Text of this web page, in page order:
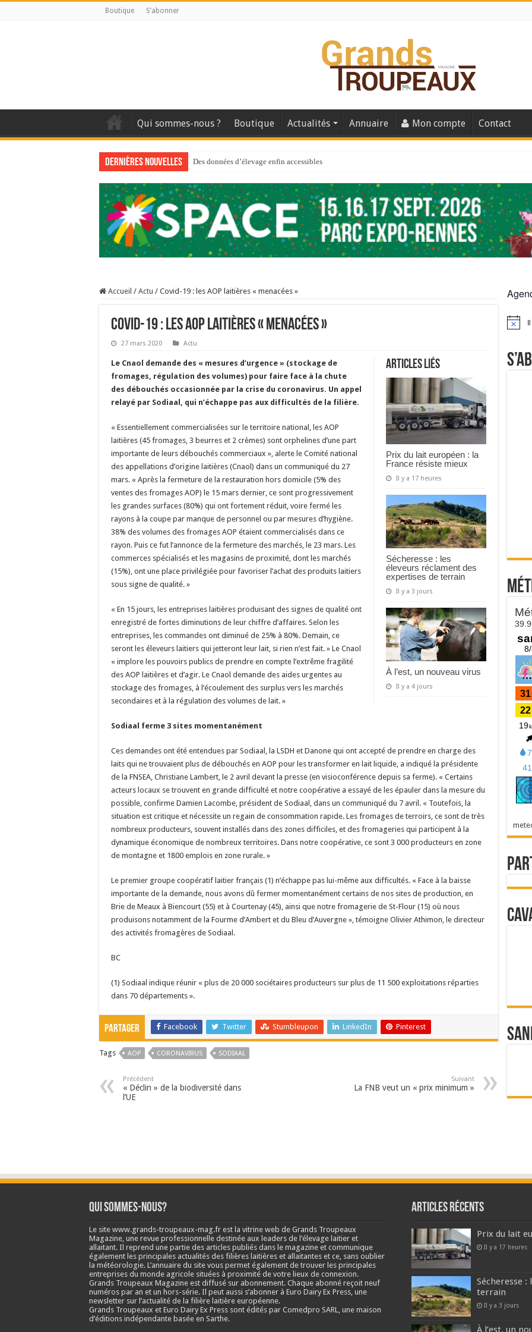
Boutique S’abonner
Qui sommes-nous ? Boutique Actualités Annuaire Mon compte Contact
Dernières nouvelles Des données d’élevage enfin accessibles
Au sommaire du premier numéro de 2025
Au sommaire de GTM 110
Aidez-nous à améliorer la santé de vos veaux !
Au sommaire de GTM 91
Sécheresse : les éleveurs réclament des expertises de terrain
À l’est, un nouveau virus
Accueil / Actu / Covid-19 : les AOP laitières « menacées »
Covid-19 : les AOP laitières « menacées »
27 mars 2020 Actu
Articles liés
Prix du lait européen : la
France résiste mieux
Il y a 17 heures
Sécheresse : les
éleveurs réclament des
expertises de terrain
Il y a 3 jours
À l’est, un nouveau virus
Il y a 4 jours
Le Cnaol demande des « mesures d’urgence » (stockage de
fromages, régulation des volumes) pour faire face à la chute
des débouchés occasionnée par la crise du coronavirus. Un appel
relayé par Sodiaal, qui n’échappe pas aux difficultés de la filière.
« Essentiellement commercialisées sur le territoire national, les AOP
laitières (45 fromages, 3 beurres et 2 crèmes) sont orphelines d’une part
importante de leurs débouchés commerciaux », alerte le Comité national
des appellations d’origine laitières (Cnaol) dans un communiqué du 27
mars. « Après la fermeture de la restauration hors domicile (5% des
ventes des fromages AOP) le 15 mars dernier, ce sont progressivement
les grandes surfaces (80%) qui ont fortement réduit, voire fermé les
rayons à la coupe par manque de personnel ou par mesures d’hygiène.
38% des volumes des fromages AOP étaient commercialisés dans ce
rayon. Puis ce fut l’annonce de la fermeture des marchés, le 23 mars. Les
commerces spécialisés et les magasins de proximité, dont les marchés
(15%), ont une place privilégiée pour favoriser l’achat des produits laitiers
sous signe de qualité. »
« En 15 jours, les entreprises laitières produisant des signes de qualité ont
enregistré de fortes diminutions de leur chiffre d’affaires. Selon les
entreprises, les commandes ont diminué de 25% à 80%. Demain, ce
seront les éleveurs laitiers qui jetteront leur lait, si rien n’est fait. » Le Cnaol
« implore les pouvoirs publics de prendre en compte l’extrême fragilité
des AOP laitières et d’agir. Le Cnaol demande des aides urgentes au
stockage des fromages, à l’écoulement des surplus vers les marchés
secondaires et à la régulation des volumes de lait. »
Sodiaal ferme 3 sites momentanément
Ces demandes ont été entendues par Sodiaal, la LSDH et Danone qui ont accepté de prendre en charge des
laits qui ne trouvaient plus de débouchés en AOP pour les transformer en lait liquide, a indiqué la présidente
de la FNSEA, Christiane Lambert, le 2 avril devant la presse (en visioconférence depuis sa ferme). « Certains
acteurs locaux se trouvent en grande difficulté et notre coopérative a essayé de les épauler dans la mesure du
possible, confirme Damien Lacombe, président de Sodiaal, dans un communiqué du 7 avril. « Toutefois, la
situation est critique et nécessite un regain de consommation rapide. Les fromages de terroirs, ce sont de très
nombreux producteurs, souvent installés dans des zones difficiles, et des fromageries qui participent à la
dynamique économique de nombreux territoires. Dans notre coopérative, ce sont 3 000 producteurs en zone
de montagne et 1800 emplois en zone rurale. »
Le premier groupe coopératif laitier français (1) n’échappe pas lui-même aux difficultés. « Face à la baisse
importante de la demande, nous avons dû fermer momentanément certains de nos sites de production, en
Brie de Meaux à Biencourt (55) et à Courtenay (45), ainsi que notre fromagerie de St-Flour (15) où nous
produisons notamment de la Fourme d’Ambert et du Bleu d’Auvergne », témoigne Olivier Athimon, le directeur
des activités fromagères de Sodiaal.
BC
(1) Sodiaal indique réunir « plus de 20 000 sociétaires producteurs sur plus de 11 500 exploitations réparties
dans 70 départements ».
Partager Facebook Twitter Stumbleupon LinkedIn Pinterest
Tags AOP CORONAVIRUS SODIAAL
Précédent
« Déclin » de la biodiversité dans
l’UE
Suivant
La FNB veut un « prix minimum »
Notice
Qui sommes-nous?
Le site www.grands-troupeaux-mag.fr est la vitrine web de Grands Troupeaux
Magazine, une revue professionnelle destinée aux leaders de l’élevage laitier et
allaitant. Il reprend une partie des articles publiés dans le magazine et communique
également les principales actualités des filières laitières et allaitantes et ce, sans oublier
la météorologie. L’annuaire du site vous permet également de trouver les principales
entreprises du monde agricole situées à proximité de votre lieux de connexion.
Grands Troupeaux Magazine est diffusé sur abonnement. Chaque abonné reçoit neuf
numéros par an et un hors-série. Il peut aussi s’abonner à Euro Dairy Ex Press, une
newsletter sur l’actualité de la filière laitière européenne.
Grands Troupeaux et Euro Dairy Ex Press sont édités par Comedpro SARL, une maison
d’éditions indépendante basée en Sarthe.
Articles récents
Prix du lait
Il y a 17 heures
Sécheresse
terrain
Il y a 3 jours
À l’est, un